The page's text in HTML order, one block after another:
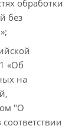
обработки
без
«Об
на
"О